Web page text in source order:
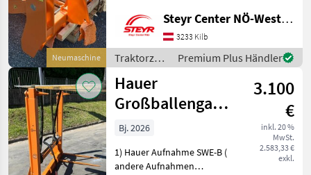
Neumaschine
Traktorzubehör Frontlader-
Anbaugeräte
Steyr Center NÖ-West - Standort Kilb
3233 Kilb
Traktorzubehör
/ Hauer
Premium Plus Händler
Hauer
Großballengabel
klappbar hydr
GBK 1800 POM-C
SWE
3.100
€
inkl. 20 %
MwSt.
2.583,33 €
exkl.
Bj. 2026
1) Hauer Aufnahme SWE-B (
andere Aufnahmen